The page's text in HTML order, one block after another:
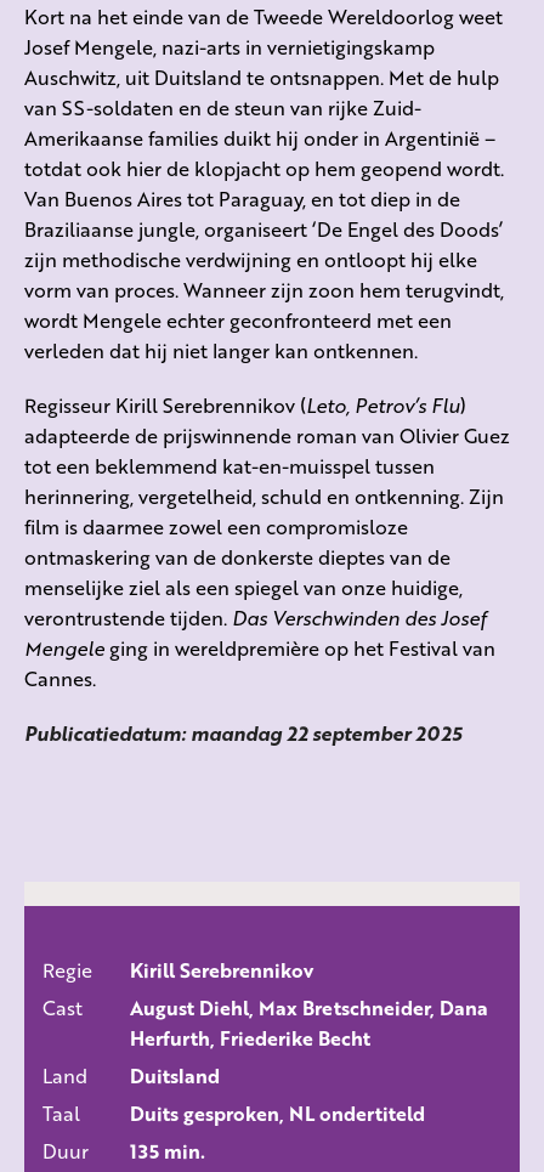
Kort na het einde van de Tweede Wereldoorlog weet
Josef Mengele, nazi-arts in vernietigingskamp
Auschwitz, uit Duitsland te ontsnappen. Met de hulp
van SS-soldaten en de steun van rijke Zuid-
Amerikaanse families duikt hij onder in Argentinië –
totdat ook hier de klopjacht op hem geopend wordt.
Van Buenos Aires tot Paraguay, en tot diep in de
Braziliaanse jungle, organiseert ‘De Engel des Doods’
zijn methodische verdwijning en ontloopt hij elke
vorm van proces. Wanneer zijn zoon hem terugvindt,
wordt Mengele echter geconfronteerd met een
verleden dat hij niet langer kan ontkennen.
Regisseur Kirill Serebrennikov (Leto, Petrov’s Flu)
adapteerde de prijswinnende roman van Olivier Guez
tot een beklemmend kat-en-muisspel tussen
herinnering, vergetelheid, schuld en ontkenning. Zijn
film is daarmee zowel een compromisloze
ontmaskering van de donkerste dieptes van de
menselijke ziel als een spiegel van onze huidige,
verontrustende tijden. Das Verschwinden des Josef
Mengele ging in wereldpremière op het Festival van
Cannes.
Publicatiedatum: maandag 22 september 2025
Regie
Kirill Serebrennikov
Cast
August Diehl, Max Bretschneider, Dana
Herfurth, Friederike Becht
Land
Duitsland
Taal
Duits gesproken, NL ondertiteld
Duur
135 min.